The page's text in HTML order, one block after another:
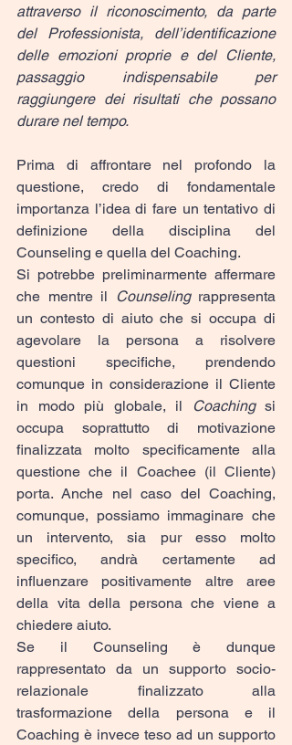
attraverso il riconoscimento, da parte
del Professionista, dell’identificazione
delle emozioni proprie e del Cliente,
passaggio indispensabile per
raggiungere dei risultati che possano
durare nel tempo.
Prima di affrontare nel profondo la
questione, credo di fondamentale
importanza l’idea di fare un tentativo di
definizione della disciplina del
Counseling e quella del Coaching.
Si potrebbe preliminarmente affermare
che mentre il
Counseling rappresenta
un contesto di aiuto che si occupa di
agevolare la persona a risolvere
questioni specifiche, prendendo
comunque in considerazione il Cliente
in modo più globale, il
Coaching si
occupa soprattutto di motivazione
finalizzata molto specificamente alla
questione che il Coachee (il Cliente)
porta. Anche nel caso del Coaching,
comunque, possiamo immaginare che
un intervento, sia pur esso molto
specifico, andrà certamente ad
influenzare positivamente altre aree
della vita della persona che viene a
chiedere aiuto.
Se il Counseling è dunque
rappresentato da un supporto socio-
relazionale finalizzato alla
trasformazione della persona e il
Coaching è invece teso ad un supporto